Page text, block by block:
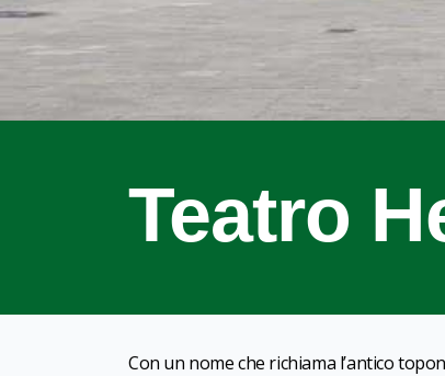
Teatro
Con un nome che richiama l’antico